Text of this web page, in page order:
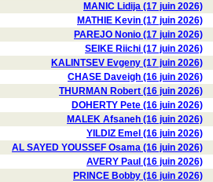
MANIC Lidija (17 juin 2026)
MATHIE Kevin (17 juin 2026)
PAREJO Nonio (17 juin 2026)
SEIKE Riichi (17 juin 2026)
KALINTSEV Evgeny (17 juin 2026)
CHASE Daveigh (16 juin 2026)
THURMAN Robert (16 juin 2026)
DOHERTY Pete (16 juin 2026)
MALEK Afsaneh (16 juin 2026)
YILDIZ Emel (16 juin 2026)
AL SAYED YOUSSEF Osama (16 juin 2026)
AVERY Paul (16 juin 2026)
PRINCE Bobby (16 juin 2026)